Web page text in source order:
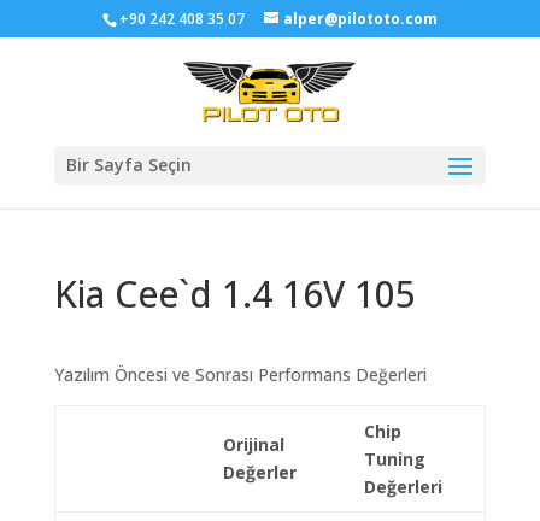
+90 242 408 35 07 alper@pilototo.com
Bir Sayfa Seçin
Kia Cee`d 1.4 16V 105
Yazılım Öncesi ve Sonrası Performans Değerleri
Orijinal
Değerler
Chip
Tuning
Değerleri